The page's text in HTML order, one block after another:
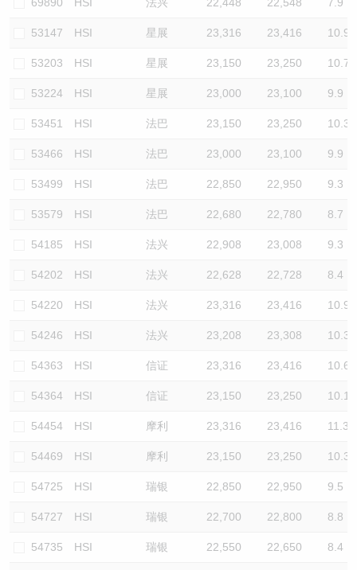
53147 HSI 星展 23,316 23,416 10.9
53203 HSI 星展 23,150 23,250 10.7
53224 HSI 星展 23,000 23,100 9.9
53451 HSI 法巴 23,150 23,250 10.3
53466 HSI 法巴 23,000 23,100 9.9
53499 HSI 法巴 22,850 22,950 9.3
53579 HSI 法巴 22,680 22,780 8.7
54185 HSI 法兴 22,908 23,008 9.3
54202 HSI 法兴 22,628 22,728 8.4
54220 HSI 法兴 23,316 23,416 10.9
54246 HSI 法兴 23,208 23,308 10.3
54363 HSI 信证 23,316 23,416 10.6
54364 HSI 信证 23,150 23,250 10.1
54454 HSI 摩利 23,316 23,416 11.3
54469 HSI 摩利 23,150 23,250 10.3
54725 HSI 瑞银 22,850 22,950 9.5
54727 HSI 瑞银 22,700 22,800 8.8
54735 HSI 瑞银 22,550 22,650 8.4